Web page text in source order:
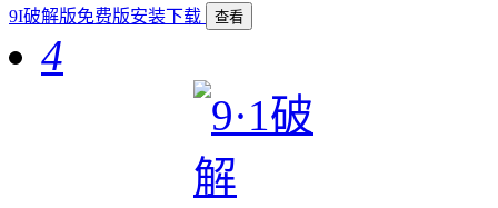
9I破解版免费版安装下载 查看
4